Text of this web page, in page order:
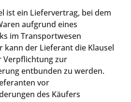
ist ein Liefervertrag, bei dem
aufgrund eines
im Transportwesen
kann der Lieferant die Klausel
Verpflichtung zur
entbunden zu werden.
vor
des Käufers